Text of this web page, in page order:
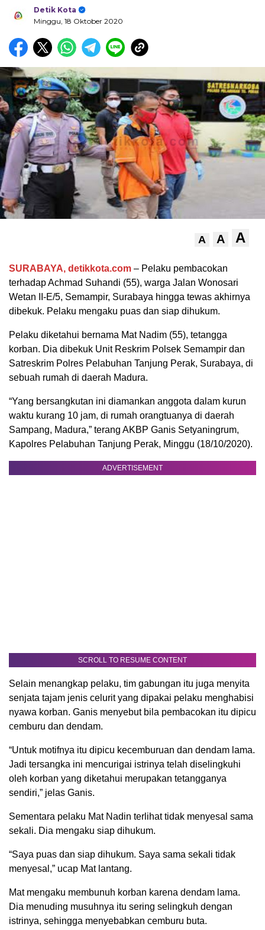
Detik Kota
Minggu, 18 Oktober 2020
A A A
SURABAYA, detikkota.com – Pelaku pembacokan
terhadap Achmad Suhandi (55), warga Jalan Wonosari
Wetan II-E/5, Semampir, Surabaya hingga tewas akhirnya
dibekuk. Pelaku mengaku puas dan siap dihukum.
Pelaku diketahui bernama Mat Nadim (55), tetangga
korban. Dia dibekuk Unit Reskrim Polsek Semampir dan
Satreskrim Polres Pelabuhan Tanjung Perak, Surabaya, di
sebuah rumah di daerah Madura.
“Yang bersangkutan ini diamankan anggota dalam kurun
waktu kurang 10 jam, di rumah orangtuanya di daerah
Sampang, Madura,” terang AKBP Ganis Setyaningrum,
Kapolres Pelabuhan Tanjung Perak, Minggu (18/10/2020).
ADVERTISEMENT
SCROLL TO RESUME CONTENT
Selain menangkap pelaku, tim gabungan itu juga menyita
senjata tajam jenis celurit yang dipakai pelaku menghabisi
nyawa korban. Ganis menyebut bila pembacokan itu dipicu
cemburu dan dendam.
“Untuk motifnya itu dipicu kecemburuan dan dendam lama.
Jadi tersangka ini mencurigai istrinya telah diselingkuhi
oleh korban yang diketahui merupakan tetangganya
sendiri,” jelas Ganis.
Sementara pelaku Mat Nadin terlihat tidak menyesal sama
sekali. Dia mengaku siap dihukum.
“Saya puas dan siap dihukum. Saya sama sekali tidak
menyesal,” ucap Mat lantang.
Mat mengaku membunuh korban karena dendam lama.
Dia menuding musuhnya itu sering selingkuh dengan
istrinya, sehingga menyebabkan cemburu buta.